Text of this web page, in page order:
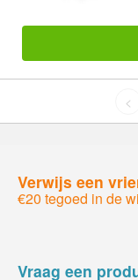
<
Verwijs een
€20 tegoed in de
Vraag een